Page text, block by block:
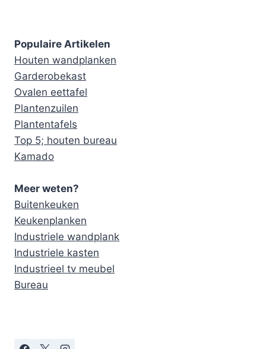
Populaire Artikelen
Houten wandplanken
Garderobekast
Ovalen eettafel
Plantenzuilen
Plantentafels
Top 5; houten bureau
Kamado
Meer weten?
Buitenkeuken
Keukenplanken
Industriele wandplank
Industriele kasten
Industrieel tv meubel
Bureau